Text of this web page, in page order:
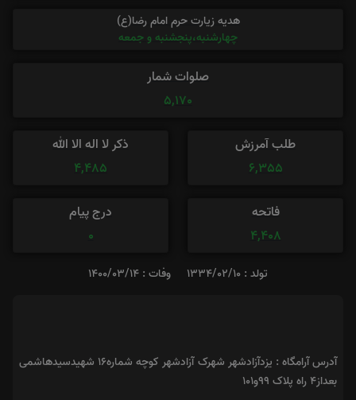
هدیه زیارت حرم امام رضا(ع)
چهارشنبه،پنجشنبه و جمعه
صلوات شمار
5,170
طلب آمرزش
6,355
ذکر لا اله الا الله
4,485
فاتحه
4,408
درج پیام
0
تولد : 1334/02/10 وفات : 1400/03/14
آدرس آرامگاه : یزدآزادشهر شهرک آزادشهر کوچه شماره‌۱۶ شهیدسیدهاشمی
بعداز۴ راه پلاک ۹۹و۱۰۱